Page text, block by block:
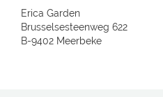
Erica Garden
Brusselsesteenweg 622
B-9402 Meerbeke